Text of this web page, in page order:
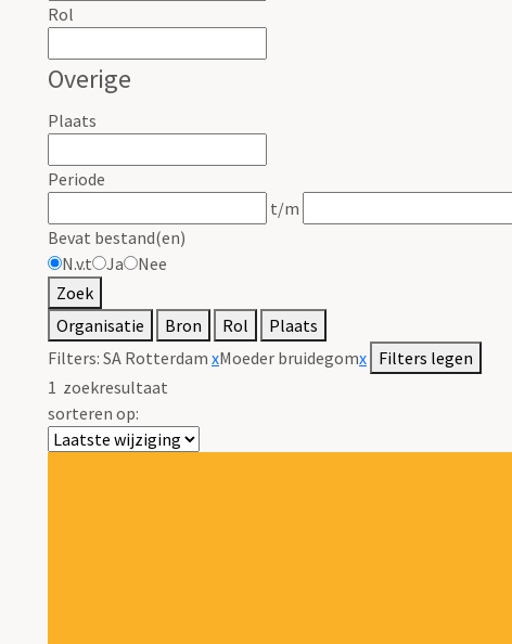
Rol
Overige
Plaats
Periode
t/m
Bevat bestand(en)
N.v.t
Ja
Nee
Zoek
Organisatie
Bron Rol
Plaats
Filters: SA Rotterdam xMoeder bruidegomx Filters legen
1 zoekresultaat
sorteren op: